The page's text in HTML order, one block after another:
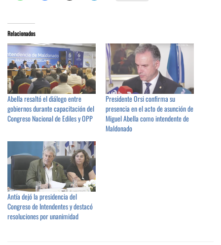
Relacionados
Abella resaltó el diálogo entre
gobiernos durante capacitación del
Congreso Nacional de Ediles y OPP
Presidente Orsi confirma su
presencia en el acto de asunción de
Miguel Abella como intendente de
Maldonado
Antía dejó la presidencia del
Congreso de Intendentes y destacó
resoluciones por unanimidad